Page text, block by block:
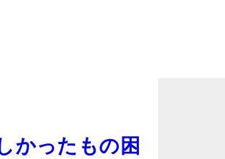
かったもの困